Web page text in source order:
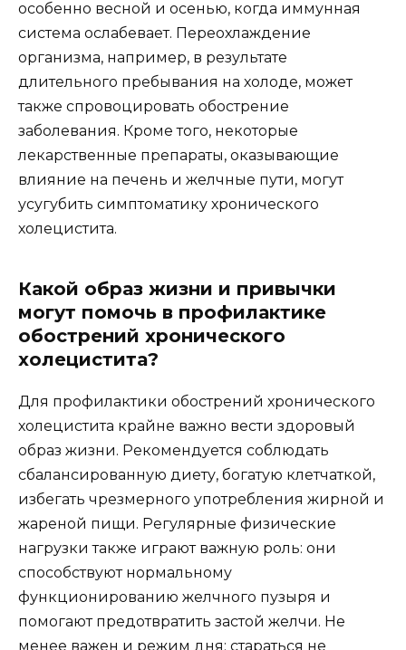
особенно весной и осенью, когда иммунная
система ослабевает. Переохлаждение
организма, например, в результате
длительного пребывания на холоде, может
также спровоцировать обострение
заболевания. Кроме того, некоторые
лекарственные препараты, оказывающие
влияние на печень и желчные пути, могут
усугубить симптоматику хронического
холецистита.
Какой образ жизни и привычки
могут помочь в профилактике
обострений хронического
холецистита?
Для профилактики обострений хронического
холецистита крайне важно вести здоровый
образ жизни. Рекомендуется соблюдать
сбалансированную диету, богатую клетчаткой,
избегать чрезмерного употребления жирной и
жареной пищи. Регулярные физические
нагрузки также играют важную роль: они
способствуют нормальному
функционированию желчного пузыря и
помогают предотвратить застой желчи. Не
менее важен и режим дня: стараться не